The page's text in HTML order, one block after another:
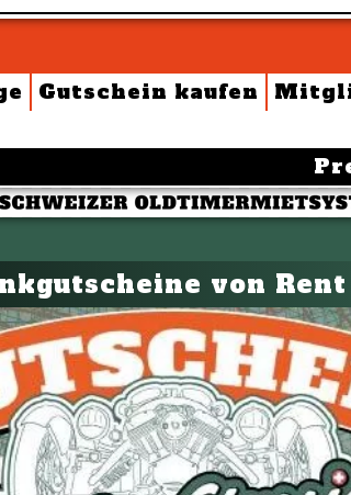
Gutschein kaufen
von Rent